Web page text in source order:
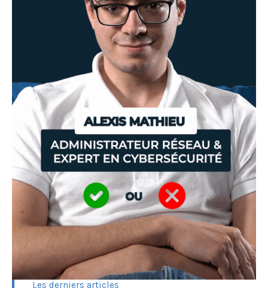
Les derniers articles